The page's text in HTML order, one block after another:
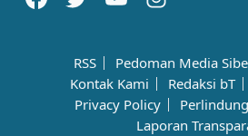
RSS Pedoman Media
Kontak Kami
Redaksi bT
Privacy Policy
Laporan